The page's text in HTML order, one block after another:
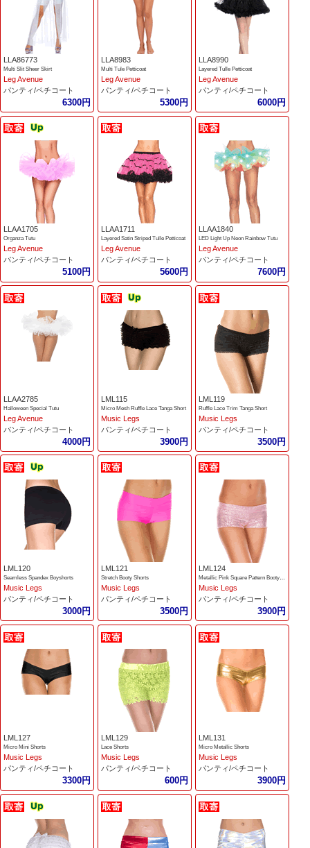
LLA86773
Multi Slit Sheer Skirt
Leg Avenue
パンティ/ペチコート
6300円
LLA8983
Multi Tule Petticoat
Leg Avenue
パンティ/ペチコート
5300円
LLA8990
Layered Tulle Petticoat
Leg Avenue
パンティ/ペチコート
6000円
LLAA1705
Organza Tutu
Leg Avenue
パンティ/ペチコート
5100円
LLAA1711
Layered Satin Striped Tulle Petticoat
Leg Avenue
パンティ/ペチコート
5600円
LLAA1840
LED Light Up Neon Rainbow Tutu
Leg Avenue
パンティ/ペチコート
7600円
LLAA2785
Halloween Special Tutu
Leg Avenue
パンティ/ペチコート
4000円
LML115
Micro Mesh Ruffle Lace Tanga Short
Music Legs
パンティ/ペチコート
3900円
LML119
Ruffle Lace Trim Tanga Short
Music Legs
パンティ/ペチコート
3500円
LML120
Seamless Spandex Boyshorts
Music Legs
パンティ/ペチコート
3000円
LML121
Stretch Booty Shorts
Music Legs
パンティ/ペチコート
3500円
LML124
Metallic Pink Square Pattern Booty Short
Music Legs
パンティ/ペチコート
3900円
LML127
Micro Mini Shorts
Music Legs
パンティ/ペチコート
3300円
LML129
Lace Shorts
Music Legs
パンティ/ペチコート
600円
LML131
Micro Metallic Shorts
Music Legs
パンティ/ペチコート
3900円